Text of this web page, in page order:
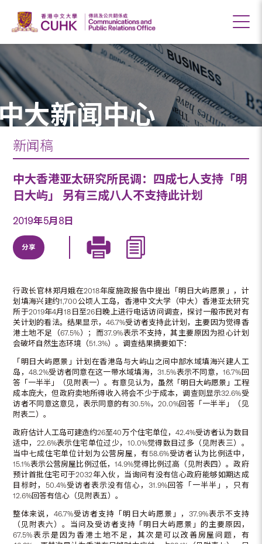
大新闻中心
新闻稿
中大香港亚太研究所民调：四成七人支持「明
日大屿」 另有三成八人不支持此计划
2019年5月8日
分享
行政长官林郑月娥在2018年度施政报告中提出「明日大屿愿景」，计
划填海兴建约1,700公顷人工岛，香港中文大学（中大）香港亚太研究
所于2019年4月18日至26日晚上进行电话访问调查，探讨一般市民对有
关计划的看法。结果显示，46.7%受访者支持此计划，主要因为觉得香
港土地不足（67.5%）；而37.9%表示不支持，其主要原因为担心计划
会破坏自然生态环境（51.3%）。调查结果摘要如下：
「明日大屿愿景」计划在香港岛与大屿山之间中部水域填海兴建人工
岛，48.2%受访者同意在这一带水域填海，31.5%表示不同意，16.7%回
答「一半半」（见附表一）。有意见认为，虽然「明日大屿愿景」工程
成本庞大，但政府卖地所得收入将会不少于成本，调查则显示32.6%受
访者不同意这意见，表示同意的有30.5%，20.0%回答「一半半」（见
附表二）。
政府估计人工岛可建造约26至40万个住宅单位，42.4%受访者认为数目
适中，22.6%表示住宅单位过少，10.0%觉得数目过多（见附表三）。
当中七成住宅单位计划为公营房屋，有58.6%受访者认为比例适中，
15.1%表示公营房屋比例过低，14.9%觉得比例过高（见附表四）。政府
预计首批住宅可于2032年入伙，当询问有没有信心政府能够如期达成
目标时，50.4%受访者表示没有信心，31.9%回答「一半半」，只有
12.6%回答有信心（见附表五）。
整体来说，46.7%受访者支持「明日大屿愿景」，37.9%表示不支持
（见附表六）。当问及受访者支持「明日大屿愿景」的主要原因，
67.5%表示是因为香港土地不足，其次是可以改善房屋问题，有